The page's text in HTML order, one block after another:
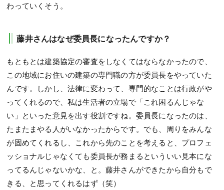
わっていくそう。
藤井さんはなぜ委員長になったんですか？
もともとは建築協定の審査をしなくてはならなかったので、
この地域にお住いの建築の専門職の方が委員長をやっていた
んです。しかし、法律に変わって、専門的なことは行政がや
ってくれるので、私は生活者の立場で「これ困るんじゃな
い」といった意見を出す役割ですね。委員長になったのは、
たまたまやる人がいなかったからです。でも、周りをみんな
が固めてくれるし、これから先のことを考えると、プロフェ
ッショナルじゃなくても委員長が務まるといういい見本にな
ってるんじゃないかな、と。藤井さんができたから自分もで
きる、と思ってくれるはず（笑）